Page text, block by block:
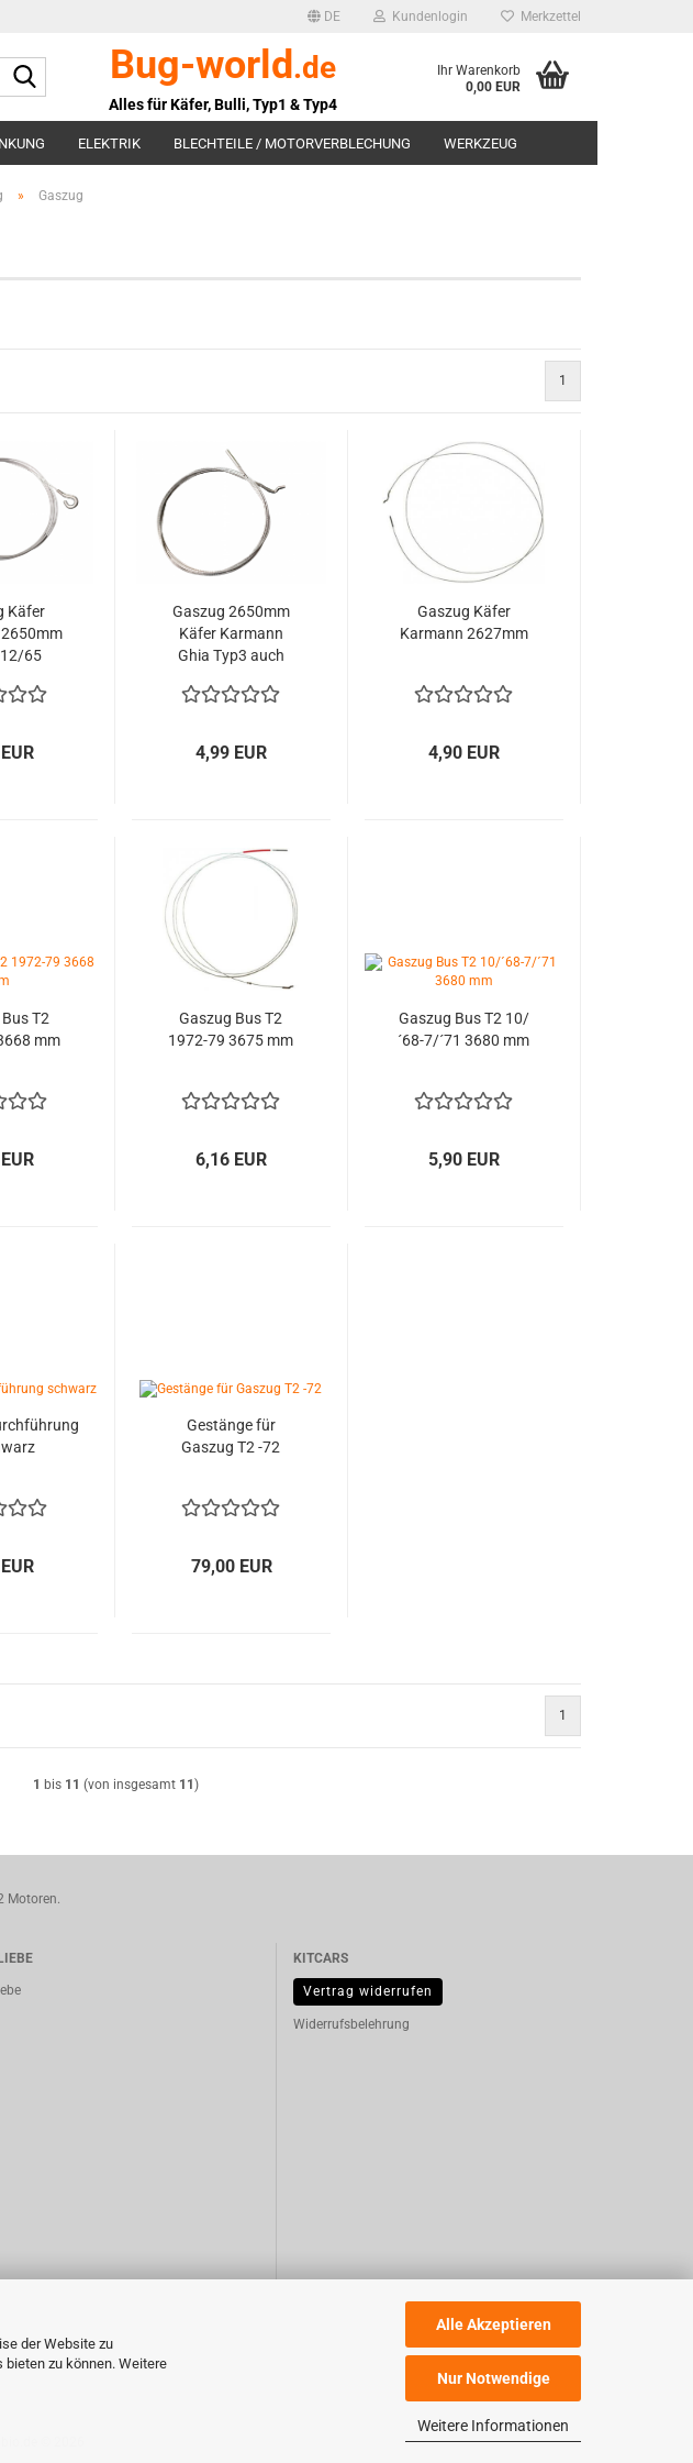
der Website zu
zu können. Weitere
Alle Akzeptieren
Nur Notwendige
Weitere Informationen
DE Kundenlogin Merkzettel
Bug-world .de
Alles für Käfer, Bulli, Typ1 & Typ4
Ihr Warenkorb
0,00 EUR
ELEKTRIK BLECHTEILE / MOTORVERBLECHUNG WERKZEUG
» Gaszug
1
Käfer
65
Gaszug 2650mm
Käfer Karmann
Ghia Typ3 auch
Bj.8/71
4,99 EUR
Gaszug Käfer
Karmann 2627mm
4,90 EUR
T2
mm
Gaszug Bus T2
1972-79 3675 mm
6,16 EUR
Gaszug Bus T2 10/
´68-7/´71 3680 mm
5,90 EUR
Gestänge für
Gaszug T2 -72
79,00 EUR
1
1 bis 11 (von insgesamt 11 )
Motoren.
KITCARS
Vertrag widerrufen
Widerrufsbelehrung